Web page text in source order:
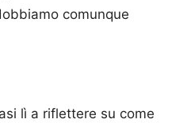
comunque
lì a riflettere su come